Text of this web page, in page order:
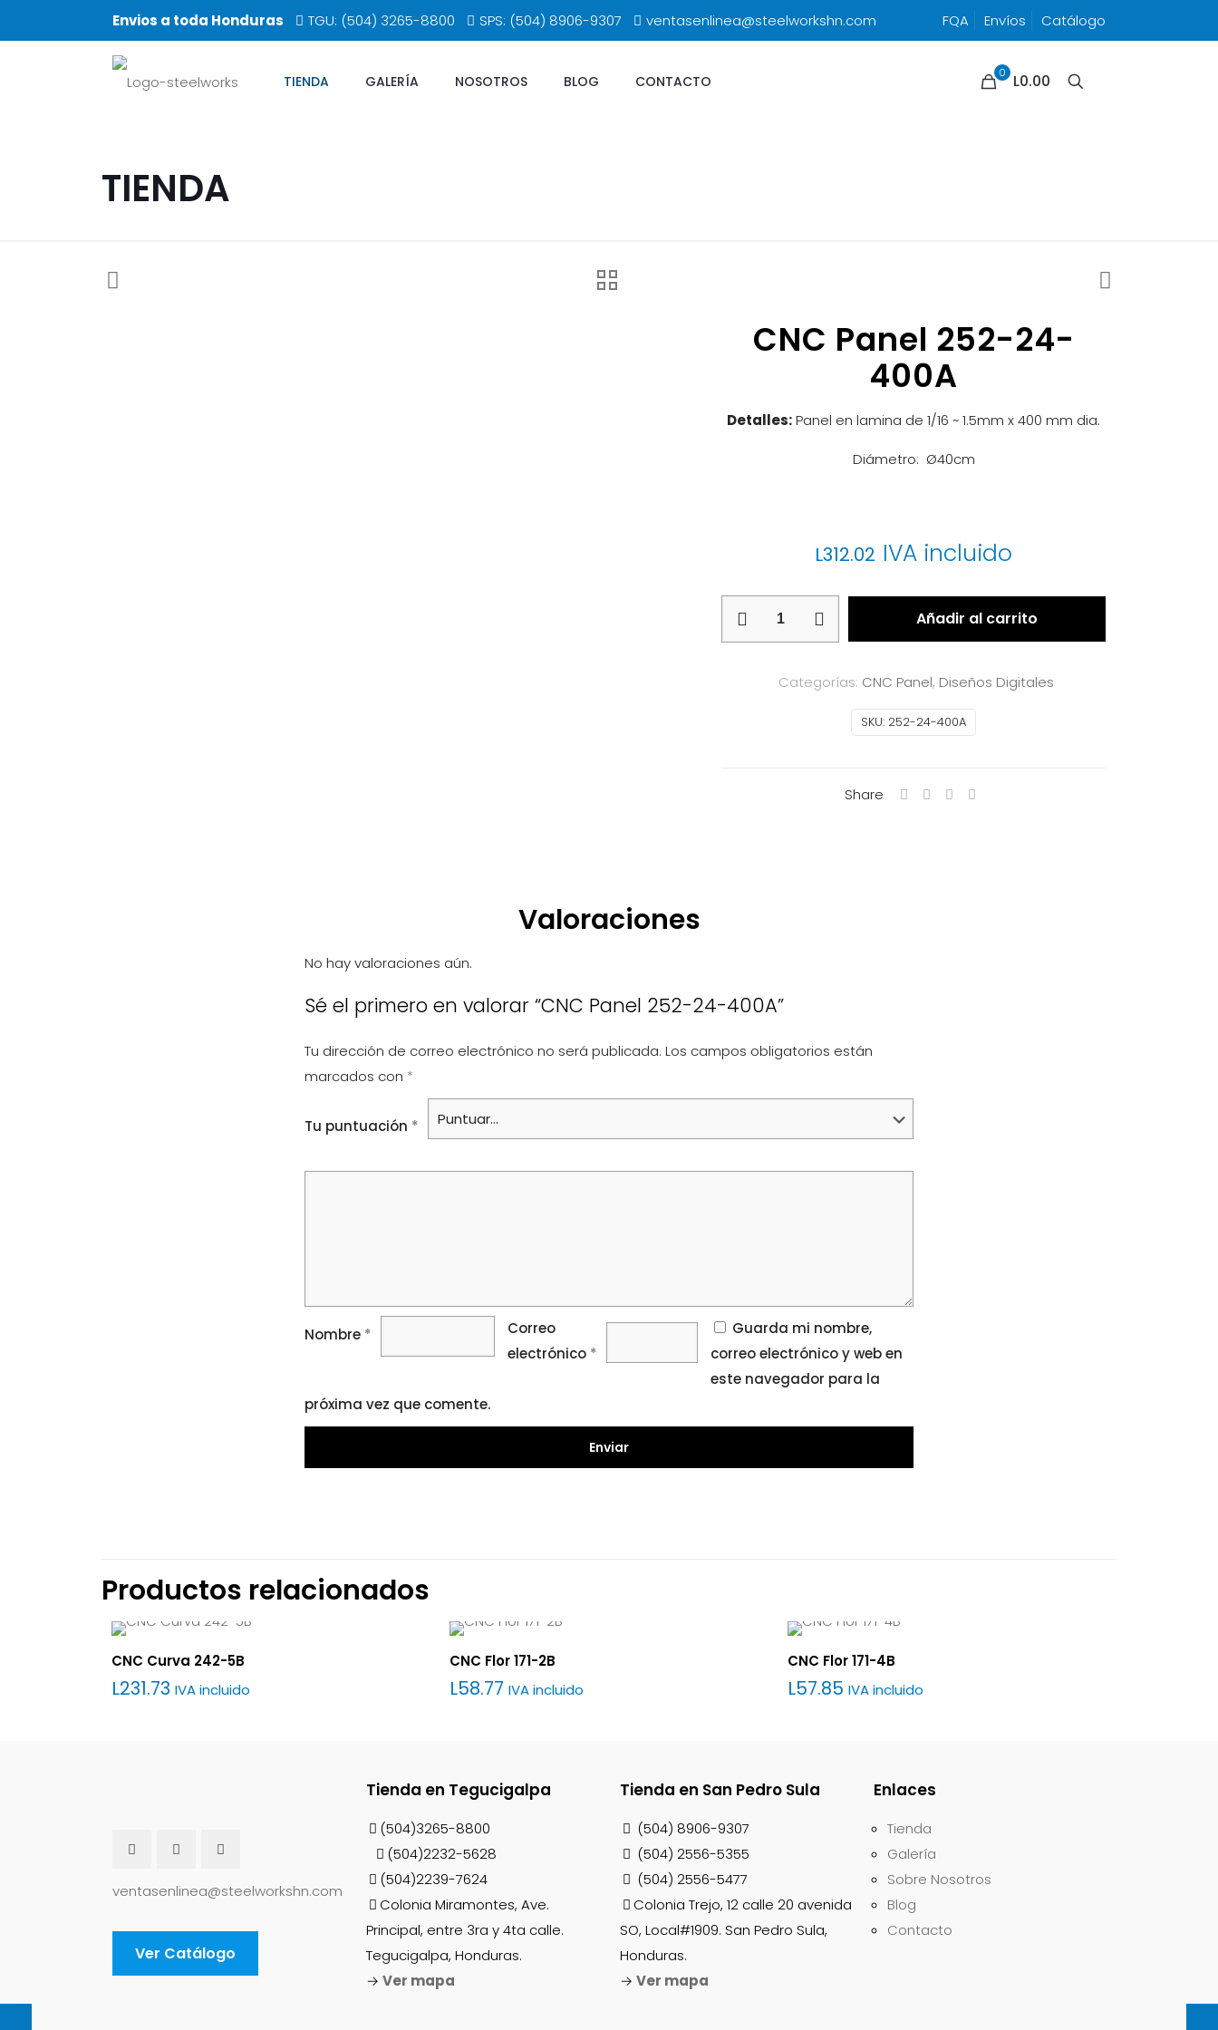
Envios a toda Honduras TGU: (504) 3265-8800 SPS: (504) 8906-9307 ventasenlinea@steelworkshn.com FQA Envíos Catálogo
TIENDA GALERÍA NOSOTROS BLOG CONTACTO 0 L0.00
TIENDA
CNC Panel 252-24-
400A
Detalles:Panel en lamina de 1/16 ~ 1.5mm x 400 mm dia.
Diámetro: Ø40cm
L312.02 IVA incluido
Añadir al carrito
SKU: 252-24-400A
Categorías: CNC Panel, Diseños Digitales
Share
Valoraciones
No hay valoraciones aún.
Sé el primero en valorar “CNC Panel 252-24-400A”
Tu dirección de correo electrónico no será publicada. Los campos obligatorios están
marcados con *
Tu puntuación *
Nombre *
Correo
electrónico *
Guarda mi nombre,
correo electrónico y web en
este navegador para la
próxima vez que comente.
Productos relacionados
CNC Curva 242-5B
L231.73 IVA incluido
CNC Flor 171-2B
L58.77 IVA incluido
CNC Flor 171-4B
L57.85 IVA incluido
ventasenlinea@steelworkshn.com
Ver Catálogo
Tienda en Tegucigalpa
(504)3265-8800
(504)2232-5628
(504)2239-7624
Colonia Miramontes, Ave.
Principal, entre 3ra y 4ta calle.
Tegucigalpa, Honduras.
→ Ver mapa
Tienda en San Pedro Sula
(504) 8906-9307
(504) 2556-5355
(504) 2556-5477
Colonia Trejo, 12 calle 20 avenida
SO, Local#1909. San Pedro Sula,
Honduras.
→ Ver mapa
Enlaces
Tienda
Galería
Sobre Nosotros
Blog
Contacto